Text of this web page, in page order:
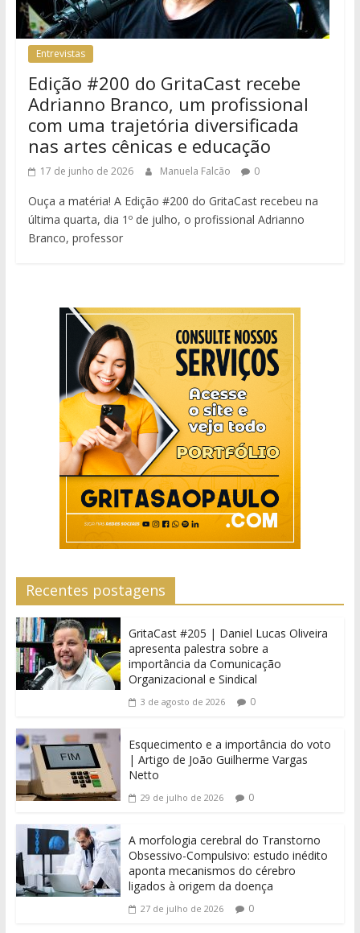
Entrevistas
Edição #200 do GritaCast recebe
Adrianno Branco, um profissional
com uma trajetória diversificada
nas artes cênicas e educação
17 de junho de 2026 Manuela Falcão 0
Ouça a matéria! A Edição #200 do GritaCast recebeu na
última quarta, dia 1º de julho, o profissional Adrianno
Branco, professor
Recentes postagens
GritaCast #205 | Daniel Lucas Oliveira
apresenta palestra sobre a
importância da Comunicação
Organizacional e Sindical
3 de agosto de 2026 0
Esquecimento e a importância do voto
| Artigo de João Guilherme Vargas
Netto
29 de julho de 2026 0
A morfologia cerebral do Transtorno
Obsessivo-Compulsivo: estudo inédito
aponta mecanismos do cérebro
ligados à origem da doença
27 de julho de 2026 0